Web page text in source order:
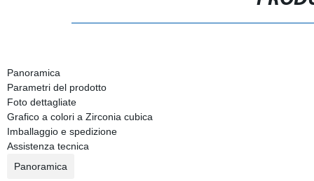
Panoramica
Parametri del prodotto
Foto dettagliate
Grafico a colori a Zirconia cubica
Imballaggio e spedizione
Assistenza tecnica
Panoramica